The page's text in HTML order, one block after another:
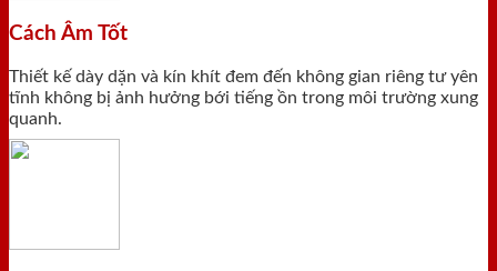
Cách Âm Tốt
Thiết kế dày dặn và kín khít đem đến không gian riêng tư yên
tĩnh không bị ảnh hưởng bới tiếng ồn trong môi trường xung
quanh.